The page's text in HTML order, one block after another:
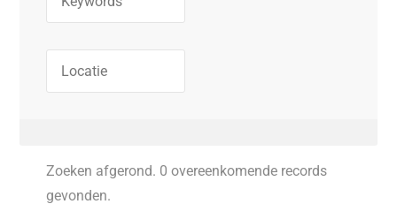
Zoeken afgerond. 0 overeenkomende records
gevonden.